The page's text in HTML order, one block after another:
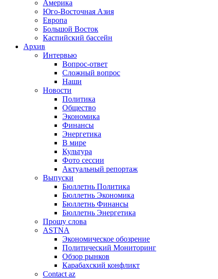
Америка
Юго-Восточная Азия
Европа
Большой Восток
Каспийский бассейн
Архив
Интервью
Вопрос-ответ
Сложный вопрос
Наши
Новости
Политика
Общество
Экономика
Финансы
Энергетика
В мире
Культура
Фото сессии
Актуальный репортаж
Выпуски
Бюллетнь Политика
Бюллетнь Экономика
Бюллетнь Финансы
Бюллетнь Энергетика
Прошу слова
ASTNA
Экономическое обозрение
Политический Мониторинг
Обзор рынков
Карабахский конфликт
Contact az